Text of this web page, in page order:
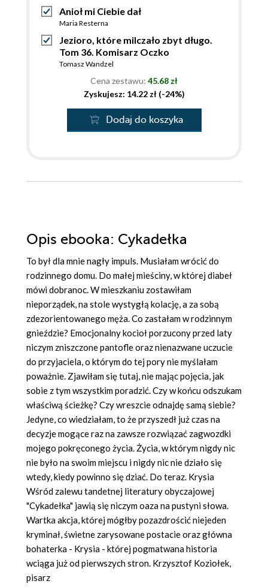
Anioł mi Ciebie dał
Maria Resterna
Jezioro, które milczało zbyt długo.
Tom 36. Komisarz Oczko
Tomasz Wandzel
Cena zestawu: 45.68 zł
Zyskujesz: 14.22 zł (-24%)
Dodaj do koszyka
Opis ebooka: Cykadełka
To był dla mnie nagły impuls. Musiałam wrócić do
rodzinnego domu. Do małej mieściny, w której diabeł
mówi dobranoc. W mieszkaniu zostawiłam
nieporządek, na stole wystygłą kolację, a za sobą
zdezorientowanego męża. Co zastałam w rodzinnym
gnieździe? Emocjonalny kocioł porzucony przed laty
niczym zniszczone pantofle oraz nienazwane uczucie
do przyjaciela, o którym do tej pory nie myślałam
poważnie. Zjawiłam się tutaj, nie mając pojęcia, jak
sobie z tym wszystkim poradzić. Czy w końcu odszukam
właściwą ścieżkę? Czy wreszcie odnajdę samą siebie?
Jedyne, co wiedziałam, to że przyszedł już czas na
decyzje mogące raz na zawsze rozwiązać zagwozdki
mojego pokręconego życia. Życia, w którym nigdy nic
nie było na swoim miejscu i nigdy nic nie działo się
wtedy, kiedy powinno się dziać. Do teraz. Krysia
Wśród zalewu tandetnej literatury obyczajowej
"Cykadełka" jawią się niczym oaza na pustyni słowa.
Wartka akcja, której mógłby pozazdrościć niejeden
kryminał, świetne zarysowane postacie oraz główna
bohaterka - Krysia - której pogmatwana historia
wciąga już od pierwszych stron. Krzysztof Koziołek,
pisarz